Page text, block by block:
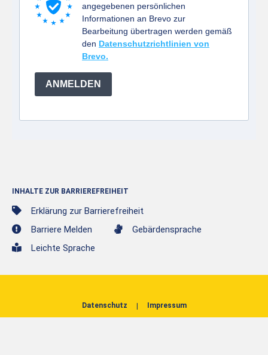
angegebenen persönlichen
Informationen an Brevo zur
Bearbeitung übertragen werden gemäß
den Datenschutzrichtlinien von
Brevo.
ANMELDEN
INHALTE ZUR BARRIEREFREIHEIT
Erklärung zur Barrierefreiheit
Barriere Melden
Gebärdensprache
Leichte Sprache
Datenschutz Impressum